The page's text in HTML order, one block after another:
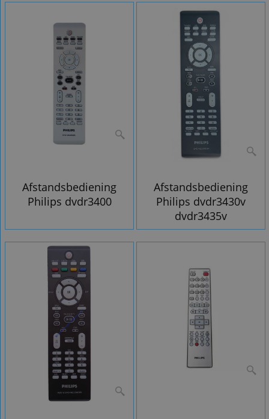
Afstandsbediening
Philips dvdr3400
Afstandsbediening
Philips dvdr3430v
dvdr3435v